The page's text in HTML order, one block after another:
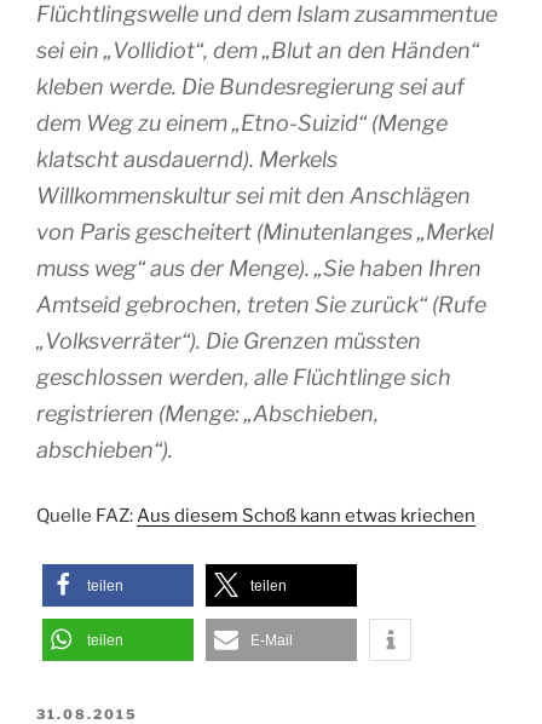
Flüchtlingswelle und dem Islam zusammentue
sei ein „Vollidiot“, dem „Blut an den Händen“
kleben werde. Die Bundesregierung sei auf
dem Weg zu einem „Etno-Suizid“ (Menge
klatscht ausdauernd). Merkels
Willkommenskultur sei mit den Anschlägen
von Paris gescheitert (Minutenlanges „Merkel
muss weg“ aus der Menge). „Sie haben Ihren
Amtseid gebrochen, treten Sie zurück“ (Rufe
„Volksverräter“). Die Grenzen müssten
geschlossen werden, alle Flüchtlinge sich
registrieren (Menge: „Abschieben,
abschieben“).
Quelle FAZ:Aus diesem Schoß kann etwas kriechen
teilen teilen
teilen E-Mail
VERÖFFENTLICHT
31.08.2015